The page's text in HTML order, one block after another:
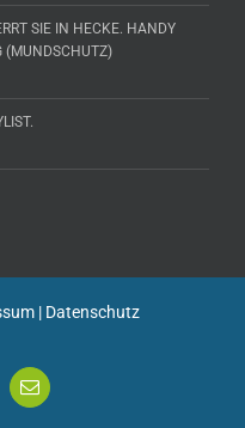
SIE IN HECKE. HANDY
(MUNDSCHUTZ)
| Datenschutz
E-
Mail